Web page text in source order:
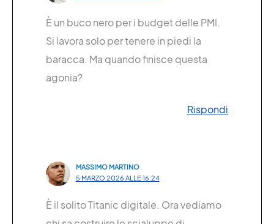
È un buco nero per i budget delle PMI.
Si lavora solo per tenere in piedi la
baracca. Ma quando finisce questa
agonia?
Rispondi
MASSIMO MARTINO
5 MARZO 2026 ALLE 16:24
È il solito Titanic digitale. Ora vediamo